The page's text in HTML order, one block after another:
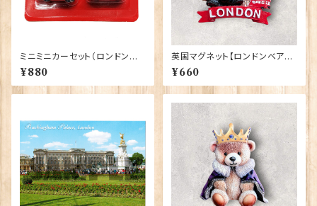
ミニミニカーセット（ロンドンバ
ス＆ブラックキャブ） Elgate Pr
oducts 90322
¥880
英国マグネット【ロンドンベア】A
&S Gifts 90030（RMG-037）
¥660